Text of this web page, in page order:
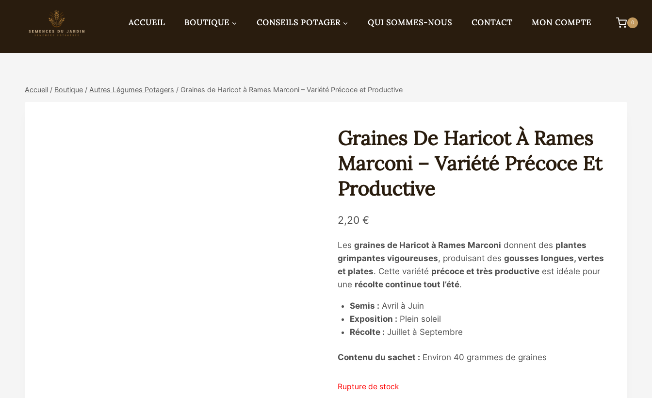
contenu
ACCUEIL BOUTIQUE CONSEILS POTAGER QUI SOMMES-NOUS CONTACT MON COMPTE 0
Accueil / Boutique / Autres Légumes Potagers / Graines de Haricot à Rames Marconi – Variété Précoce et Productive
Graines De Haricot À Rames
Marconi – Variété Précoce Et
Productive
2,20 €
Les graines de Haricot à Rames Marconi donnent des plantes
grimpantes vigoureuses, produisant des gousses longues, vertes
et plates. Cette variété précoce et très productiveest idéale pour
une récolte continue tout l’été.
Semis : Avril à Juin
Exposition : Plein soleil
Récolte : Juillet à Septembre
Contenu du sachet : Environ 40 grammes de graines
Rupture de stock